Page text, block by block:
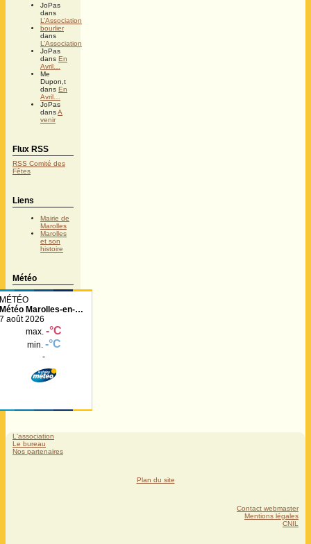
JoPas
dans
L’Association
bourlier
dans
L’Association
JoPas
dans En
Avril…
Me
Dupon,t
dans En
Avril…
JoPas
dansA
venir
Flux RSS
RSS Comité des
Fêtes
Liens
Mairie de
Marolles
Marolles
et son
histoire
Météo
Météo Marolles-en-
Hurepoix
L'association
Le bureau
Nos partenaires
Plan du site
Contact webmaster
Mentions légales
CNIL